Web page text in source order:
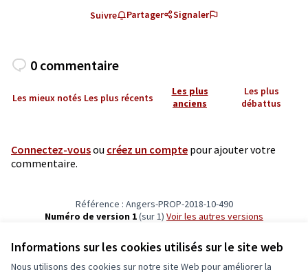
Informations sur les cookies utilisés sur le site web
Nous utilisons des cookies sur notre site Web pour améliorer la
Suivre Partager Signaler
0 commentaire
Les mieux notés Les plus récents
Les plus
anciens
Les plus
débattus
Connectez-vousou créez un compte pour ajouter votre
commentaire.
Référence : Angers-PROP-2018-10-490
Numéro de version 1(sur 1)
voir les autres versions
Conditions d'utilisation